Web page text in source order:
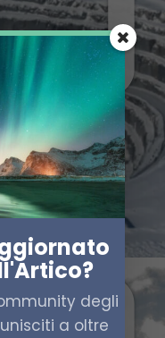
degli
a oltre